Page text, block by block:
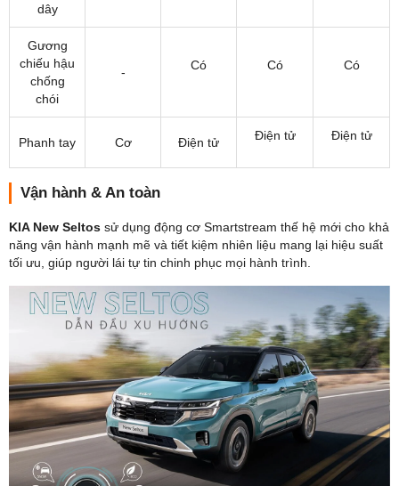
dây
Gương
chiếu hậu
chống
chói
- Có Có Có
Phanh tay Cơ Điện tử Điện tử Điện tử
Vận hành & An toàn
KIA New Seltos sử dụng động cơ Smartstream thế hệ mới cho khả
năng vận hành mạnh mẽ và tiết kiệm nhiên liệu mang lại hiệu suất
tối ưu, giúp người lái tự tin chinh phục mọi hành trình.